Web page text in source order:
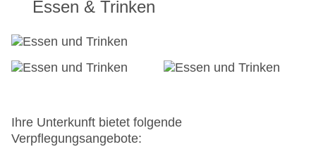
Tagungseinrichtungen: Konferenzräume: 1,
klimatisierte Tagungsräume, Tageslicht,
Tagungsequipment
Gebäudeanzahl: 3, Etagen: 4, Zimmer: 254
Essen & Trinken
Ihre Unterkunft bietet folgende
Verpflegungsangebote: